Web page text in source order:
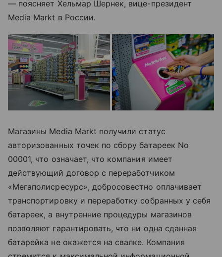
— поясняет Хельмар Шернек, вице-президент
Media Markt в России.
Магазины Media Markt получили статус
авторизованных точек по сбору батареек No
00001, что означает, что компания имеет
действующий договор с переработчиком
«Мегаполисресурс», добросовестно оплачивает
транспортировку и переработку собранных у себя
батареек, а внутренние процедуры магазинов
позволяют гарантировать, что ни одна сданная
батарейка не окажется на свалке. Компания